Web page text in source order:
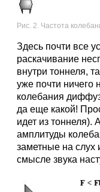
Рис. 2. Частота
Здесь почти все
раскачивание
внутри тоннеля,
уже почти ничего
колебания
да еще какой!
идет из тоннеля).
амплитуды
заметные на слух
смысле звука